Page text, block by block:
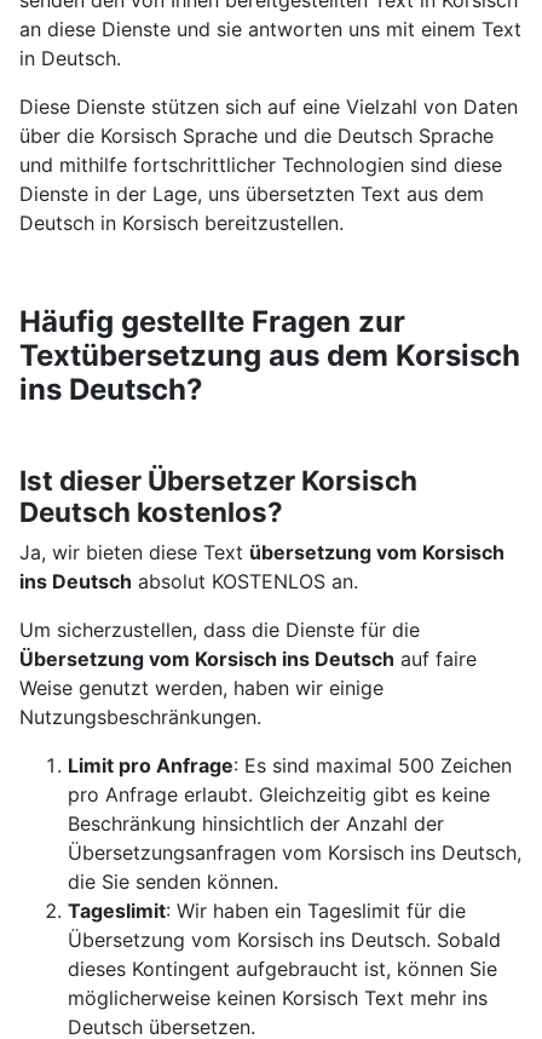
an diese Dienste und sie antworten uns mit einem Text
in Deutsch.
Diese Dienste stützen sich auf eine Vielzahl von Daten
über die Korsisch Sprache und die Deutsch Sprache
und mithilfe fortschrittlicher Technologien sind diese
Dienste in der Lage, uns übersetzten Text aus dem
Deutsch in Korsisch bereitzustellen.
Häufig gestellte Fragen zur
Textübersetzung aus dem Korsisch
ins Deutsch?
Ist dieser Übersetzer Korsisch
Deutsch kostenlos?
Ja, wir bieten diese Text übersetzung vom Korsisch
ins Deutsch absolut KOSTENLOS an.
Um sicherzustellen, dass die Dienste für die
Übersetzung vom Korsisch ins Deutsch auf faire
Weise genutzt werden, haben wir einige
Nutzungsbeschränkungen.
Limit pro Anfrage: Es sind maximal 500 Zeichen
pro Anfrage erlaubt. Gleichzeitig gibt es keine
Beschränkung hinsichtlich der Anzahl der
Übersetzungsanfragen vom Korsisch ins Deutsch,
die Sie senden können.
Tageslimit: Wir haben ein Tageslimit für die
Übersetzung vom Korsisch ins Deutsch. Sobald
dieses Kontingent aufgebraucht ist, können Sie
möglicherweise keinen Korsisch Text mehr ins
Deutsch übersetzen.